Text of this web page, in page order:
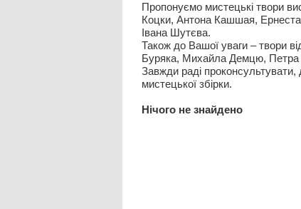
Пропонуємо мистецькі твори
Коцки, Антона Кашшая,
Івана Шутєва.
Також до Вашої уваги – твори
Буряка, Михайла Демцю, Петра
Завжди раді проконсультувати,
мистецької збірки.
Нiчого не знайдено